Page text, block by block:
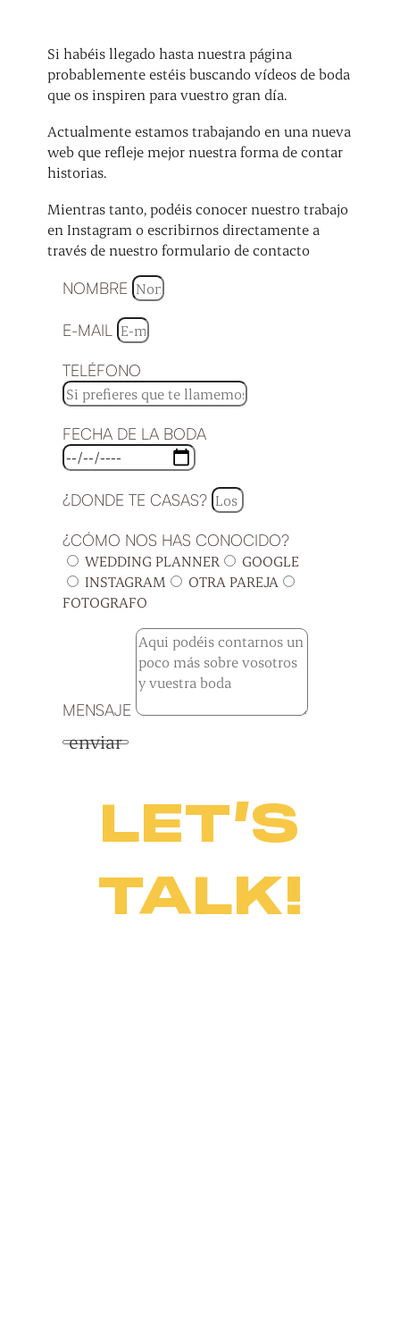
Si habéis llegado hasta nuestra página
probablemente estéis buscando vídeos de boda
que os inspiren para vuestro gran día.
Actualmente estamos trabajando en una nueva
web que refleje mejor nuestra forma de contar
historias.
Mientras tanto, podéis conocer nuestro trabajo
en Instagram o escribirnos directamente a
través de nuestro formulario de contacto
NOMBRE
E-MAIL
TELÉFONO
FECHA DE LA BODA
¿DONDE TE CASAS?
¿CÓMO NOS HAS CONOCIDO?
WEDDING PLANNER
GOOGLE
INSTAGRAM
OTRA PAREJA
FOTOGRAFO
MENSAJE
enviar
LET’S
TALK!